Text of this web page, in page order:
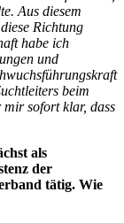
Aus diesem
Richtung
habe ich
und
beim
mir sofort klar, dass
als
der
tätig. Wie